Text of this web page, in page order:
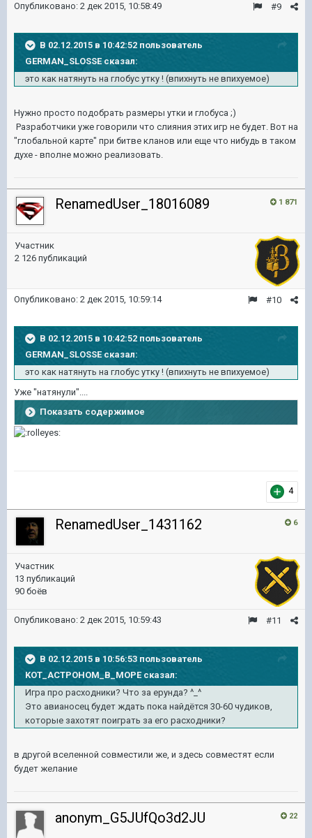
#9
Опубликовано: 2 дек 2015, 10:58:49
В 02.12.2015 в 10:42:52 пользователь
GERMAN_SLOSSE сказал:
это как натянуть на глобус утку ! (впихнуть не впихуемое)
Нужно просто подобрать размеры утки и глобуса ;)
Разработчики уже говорили что слияния этих игр не будет. Вот на
"глобальной карте" при битве кланов или еще что нибудь в таком
духе - вполне можно реализовать.
1 871
RenamedUser_18016089
Участник
2 126 публикаций
#10
Опубликовано: 2 дек 2015, 10:59:14
В 02.12.2015 в 10:42:52 пользователь
GERMAN_SLOSSE сказал:
это как натянуть на глобус утку ! (впихнуть не впихуемое)
Уже "натянули"....
Показать содержимое
4
6
RenamedUser_1431162
Участник
13 публикаций
90 боёв
#11
Опубликовано: 2 дек 2015, 10:59:43
В 02.12.2015 в 10:56:53 пользователь
KOT_ACTPOHOM_B_MOPE сказал:
Игра про расходники? Что за ерунда? ^_^
Это авианосец будет ждать пока найдётся 30-60 чудиков,
которые захотят поиграть за его расходники?
в другой вселенной совместили же, и здесь совместят если
будет желание
22
anonym_G5JUfQo3d2JU